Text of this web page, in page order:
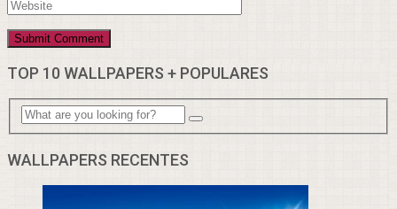
TOP 10 WALLPAPERS + POPULARES
WALLPAPERS RECENTES